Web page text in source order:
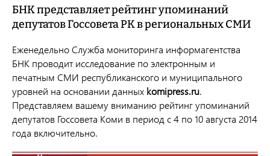
БНК представляет рейтинг упоминаний
депутатов Госсовета РК в региональных СМИ
Еженедельно Служба мониторинга информагентства
БНК проводит исследование по электронным и
печатным СМИ республиканского и муниципального
уровней на основании данных komipress.ru.
Представляем вашему вниманию рейтинг упоминаний
депутатов Госсовета Коми в период с 4 по 10 августа 2014
года включительно.